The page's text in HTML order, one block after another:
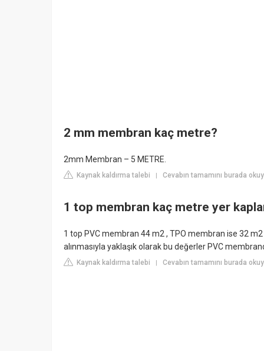
2 mm membran kaç metre?
2mm Membran – 5 METRE.
Kaynak kaldırma talebi Cevabın tamamını burada
1 top membran kaç metre yer
1 top PVC membran 44 m2 , TPO membran ise 32
alınmasıyla yaklaşık olarak bu değerler PVC
Kaynak kaldırma talebi Cevabın tamamını burada